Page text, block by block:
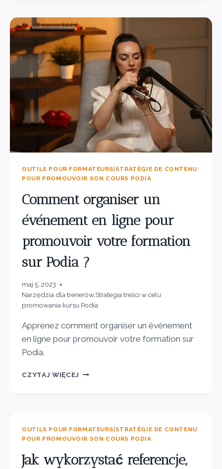
OUTILS POUR FORMATEURS|STRATÉGIE DE CONTENU
POUR PROMOUVOIR SON COURS PODIA
Comment organiser un
événement en ligne pour
promouvoir votre formation
sur Podia ?
maj 5, 2023
Narzędzia dla trenerów,Strategia treści w celu
promowania kursu Podia
Apprenez comment organiser un événement
en ligne pour promouvoir votre formation sur
Podia.
CZYTAJ WIĘCEJ
OUTILS POUR FORMATEURS STRATÉGIE DE CONTENU
POUR PROMOUVOIR SON COURS PODIA
Jak wykorzystać referencje,